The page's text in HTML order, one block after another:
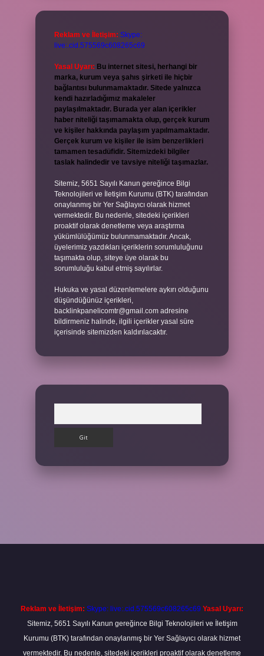
Reklam ve İletişim: Skype:
live:.cid.575569c608265c69
Yasal Uyarı: Bu internet sitesi, herhangi bir
marka, kurum veya şahıs şirketi ile hiçbir
bağlantısı bulunmamaktadır. Sitede yalnızca
kendi hazırladığımız makaleler
paylaşılmaktadır. Burada yer alan içerikler
haber niteliği taşımamakta olup, gerçek kurum
ve kişiler hakkında paylaşım yapılmamaktadır.
Gerçek kurum ve kişiler ile isim benzerlikleri
tamamen tesadüfidir. Sitemizdeki bilgiler
taslak halindedir ve tavsiye niteliği taşımazlar.
Sitemiz, 5651 Sayılı Kanun gereğince Bilgi
Teknolojileri ve İletişim Kurumu (BTK) tarafından
onaylanmış bir Yer Sağlayıcı olarak hizmet
vermektedir. Bu nedenle, sitedeki içerikleri
proaktif olarak denetleme veya araştırma
yükümlülüğümüz bulunmamaktadır. Ancak,
üyelerimiz yazdıkları içeriklerin sorumluluğunu
taşımakta olup, siteye üye olarak bu
sorumluluğu kabul etmiş sayılırlar.
Hukuka ve yasal düzenlemelere aykırı olduğunu
düşündüğünüz içerikleri,
backlinkpanelicomtr@gmail.com adresine
bildirmeniz halinde, ilgili içerikler yasal süre
içerisinde sitemizden kaldırılacaktır.
Reklam ve İletişim: Skype: live:.cid.575569c608265c69 Yasal Uyarı:
Sitemiz, 5651 Sayılı Kanun gereğince Bilgi Teknolojileri ve İletişim
Kurumu (BTK) tarafından onaylanmış bir Yer Sağlayıcı olarak hizmet
vermektedir. Bu nedenle, sitedeki içerikleri proaktif olarak denetleme